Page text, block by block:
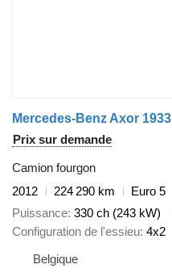
Mercedes-Benz Axor 1933
Prix sur demande
Camion fourgon
2012
224 290 km
Euro 5
Puissance 330 ch (243 kW)
Configuration de l'essieu 4x2
Belgique